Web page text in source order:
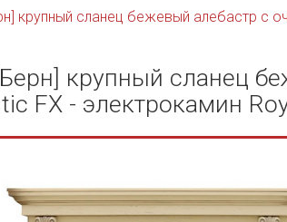
крупный сланец бежевый алебастр с
крупный сланец
FX - электрокамин